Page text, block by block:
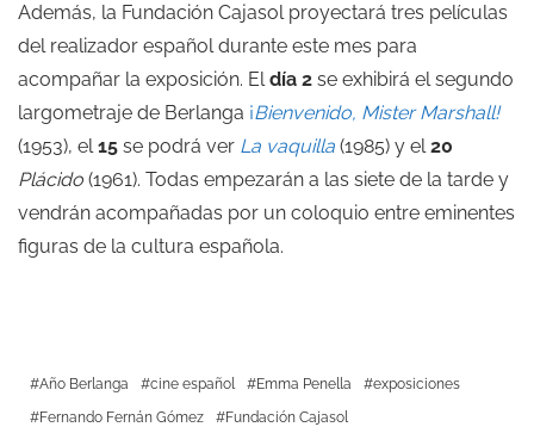
Además, la Fundación Cajasol proyectará tres películas
del realizador español durante este mes para
acompañar la exposición. Eldía 2 se exhibirá el segundo
largometraje de Berlanga ¡Bienvenido, Mister Marshall!
(1953), el15 se podrá ver La vaquilla (1985) y el20
Plácido (1961). Todas empezarán a las siete de la tarde y
vendrán acompañadas por un coloquio entre eminentes
figuras de la cultura española.
Año Berlanga cine español Emma Penella
exposiciones
Fernando Fernán Gómez
Fundación Cajasol